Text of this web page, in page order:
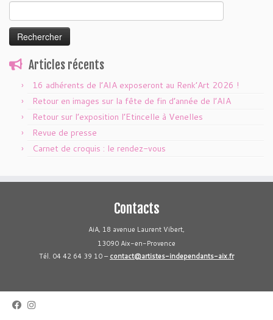
Articles récents
16 adhérents de l’AIA exposeront au Renk’Art 2026 !
Retour en images sur la fête de fin d’année de l’AIA
Retour sur l’exposition l’Etincelle à Venelles
Revue de presse
Carnet de croquis : le rendez-vous
Contacts
AiA, 18 avenue Laurent Vibert,
13090 Aix-en-Provence
Tél. 04 42 64 39 10 –contact@artistes-independants-aix.fr